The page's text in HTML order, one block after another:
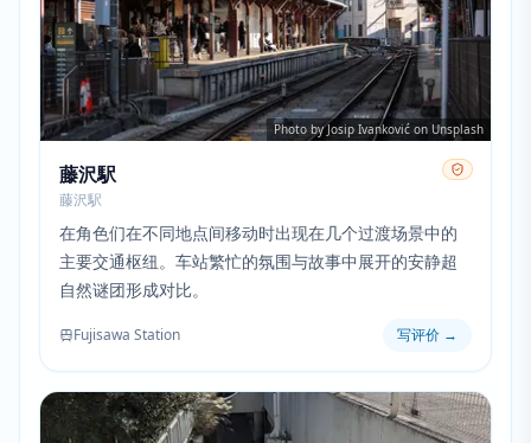
Photo by Josip Ivanković on Unsplash
藤沢駅
藤沢駅
在角色们在不同地点间移动时出现在几个过渡场景中的
主要交通枢纽。车站繁忙的氛围与故事中展开的安静超
自然谜团形成对比。
Fujisawa Station 写评价 →